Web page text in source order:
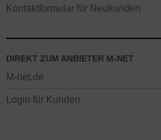
Kontaktformular für Neukunden
DIREKT ZUM ANBIETER M-NET
M-net.de
Login für Kunden